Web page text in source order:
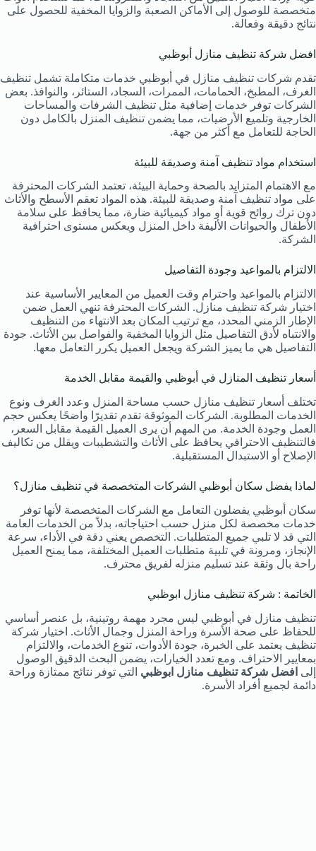
متخصصة للوصول إلى الأماكن الصعبة والزوايا المخفية للحصول على
نتائج دقيقة وفعالة.
افضل شركة تنظيف منازل أبوظبي
تقدم شركات تنظيف منازل في أبوظبي خدمات متكاملة تشمل تنظيف
الغرف، المطبخ، الحمامات، الممرات، السجاد، الستائر، والنوافذ. بعض
الشركات توفر خدمات إضافية مثل تنظيف الشرفات والمساحات
الخارجية وتلميع الأرضيات، مما يضمن تنظيف المنزل بالكامل دون
الحاجة للتعامل مع أكثر من جهة.
استخدام مواد تنظيف آمنة وصديقة للبيئة
مع الاهتمام المتزايد بالصحة وحماية البيئة، تعتمد الشركات المحترفة
على مواد تنظيف آمنة وصديقة للبيئة. هذه المواد تعقم الأسطح والأثاث
دون ترك روائح قوية أو مواد كيميائية ضارة، مما يحافظ على سلامة
الأطفال والحيوانات الأليفة داخل المنزل ويعكس مستوى احترافية
الشركة.
الالتزام بالمواعيد وجودة التفاصيل
الالتزام بالمواعيد واحترام وقت العميل من المعايير الأساسية عند
اختيار شركة تنظيف منازل. الشركات المحترفة تنهي العمل ضمن
الإطار الزمني المحدد، مع ترتيب المكان بعد الانتهاء من التنظيف
والانتباه لأدق التفاصيل مثل الزوايا المخفية والفواصل بين الأثاث. جودة
التفاصيل هي ما يميز الشركة ويجعل العميل يكرر التعامل معها.
أسعار تنظيف المنازل في أبوظبي والقيمة مقابل الخدمة
تختلف أسعار تنظيف منازل حسب مساحة المنزل وعدد الغرف ونوع
الخدمات المطلوبة. الشركات الموثوقة تقدم تقديرًا واضحًا يعكس حجم
العمل وجودة الخدمة. من المهم أن يرى العميل القيمة مقابل السعر،
فالتنظيف الاحترافي يحافظ على الأثاث والتشطيبات ويقلل من تكاليف
الإصلاح أو الاستبدال المستقبلية.
لماذا يفضل سكان أبوظبي الشركات المتخصصة في تنظيف منازل؟
سكان أبوظبي يفضلون التعامل مع الشركات المتخصصة لأنها توفر
خدمات مخصصة لكل منزل حسب احتياجاته، بدلاً من الخدمات العامة
التي قد لا تلبي جميع المتطلبات. التخصص يعني دقة في الأداء، سرعة
الإنجاز، ومرونة في تلبية متطلبات العميل المختلفة، مما يمنح العميل
راحة بال وثقة عند تسليم منزله لفريق محترف.
الخاتمة : شركة تنظيف منازل ابوظبي
تنظيف منازل في أبوظبي ليس مجرد مهمة روتينية، بل عنصر أساسي
للحفاظ على صحة الأسرة وراحة المنزل وجمال الأثاث. اختيار شركة
تنظيف يعتمد على الخبرة، جودة الأدوات، تنوع الخدمات، والالتزام
بمعايير الاحتراف. ومع تعدد الخيارات، يضمن البحث الدقيق الوصول
إلى افضل شركة تنظيف منازل ابوظبي التي توفر نتائج ممتازة وراحة
دائمة لجميع أفراد الأسرة.